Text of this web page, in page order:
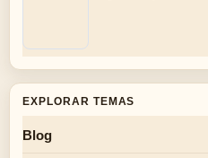
EXPLORAR TEMAS
Blog